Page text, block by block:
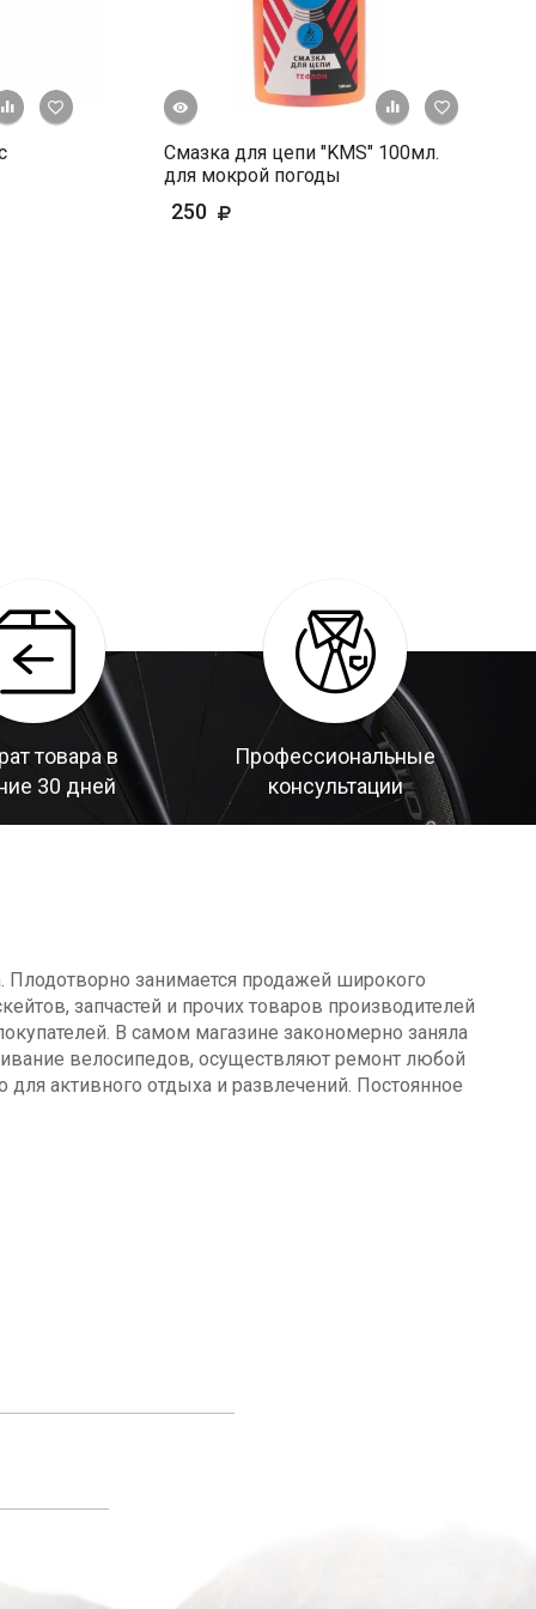
+ К сравнению
В избранное + К
просмотр
Смазка для цепи "KMS" 100мл.
для мокрой погоды
250
товара в
30 дней
Профессиональные
консультации
Плодотворно занимается продажей широкого
запчастей и прочих товаров производителей
В самом магазине закономерно заняла
велосипедов, осуществляют ремонт любой
для активного отдыха и развлечений. Постоянное